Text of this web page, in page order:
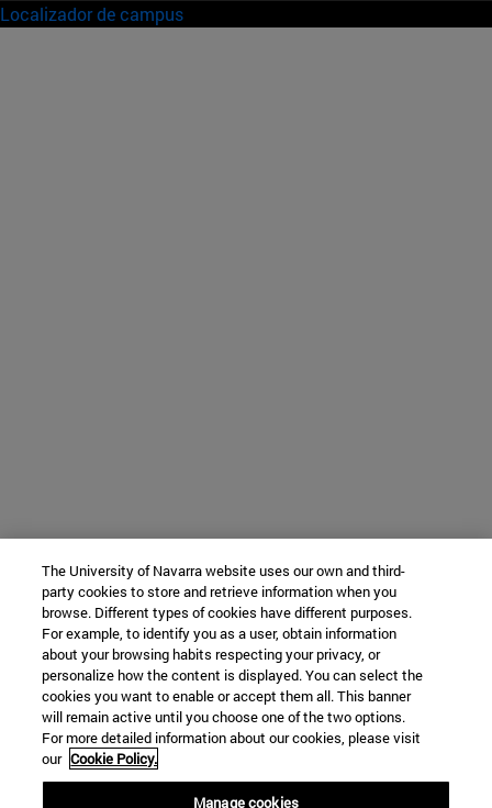
Localizador de campus
The University of Navarra website uses our own and third-
party cookies to store and retrieve information when you
browse. Different types of cookies have different purposes.
For example, to identify you as a user, obtain information
about your browsing habits respecting your privacy, or
personalize how the content is displayed. You can select the
cookies you want to enable or accept them all. This banner
will remain active until you choose one of the two options.
For more detailed information about our cookies, please visit
our Cookie Policy.
Manage cookies